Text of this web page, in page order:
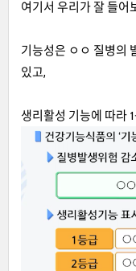
여기서 우리가 잘 들어
기능성은 ㅇㅇ 질병의
있고,
생리활성 기능에 따라